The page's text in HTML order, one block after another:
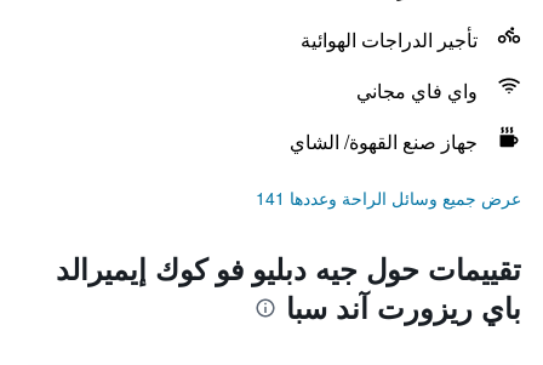
تأجير الدراجات الهوائية
واي فاي مجاني
جهاز صنع القهوة/ الشاي
عرض جميع وسائل الراحة وعددها 141
تقييمات حول جيه دبليو فو كوك إيميرالد
باي ريزورت آند سبا